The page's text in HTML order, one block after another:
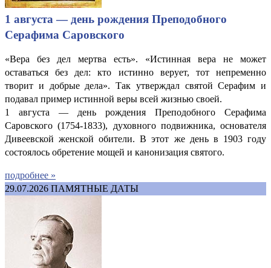
1 августа — день рождения Преподобного
Серафима Саровского
«Вера без дел мертва есть». «Истинная вера не может
оставаться без дел: кто истинно верует, тот непременно
творит и добрые дела». Так утверждал святой Серафим и
подавал пример истинной веры всей жизнью своей.
1 августа — день рождения Преподобного Серафима
Саровского (1754-1833), духовного подвижника, основателя
Дивеевской женской обители. В этот же день в 1903 году
состоялось обретение мощей и канонизация святого.
подробнее »
29.07.2026 ПАМЯТНЫЕ ДАТЫ